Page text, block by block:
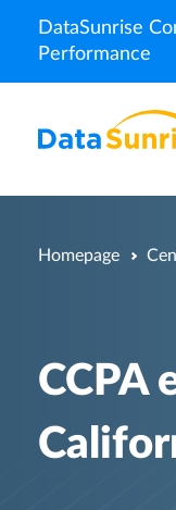
DataSunrise
Performance
Homepage
CCPA